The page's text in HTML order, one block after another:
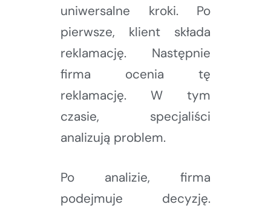
uniwersalne kroki. Po
pierwsze, klient składa
reklamację. Następnie
firma ocenia tę
reklamację. W tym
czasie, specjaliści
analizują problem.
Po analizie, firma
podejmuje decyzję.